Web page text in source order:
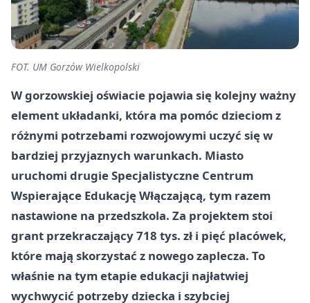
FOT. UM Gorzów Wielkopolski
W gorzowskiej oświacie pojawia się kolejny ważny
element układanki, która ma pomóc dzieciom z
różnymi potrzebami rozwojowymi uczyć się w
bardziej przyjaznych warunkach. Miasto
uruchomi drugie Specjalistyczne Centrum
Wspierające Edukację Włączającą, tym razem
nastawione na przedszkola. Za projektem stoi
grant przekraczający 718 tys. zł i pięć placówek,
które mają skorzystać z nowego zaplecza. To
właśnie na tym etapie edukacji najłatwiej
wychwycić potrzeby dziecka i szybciej